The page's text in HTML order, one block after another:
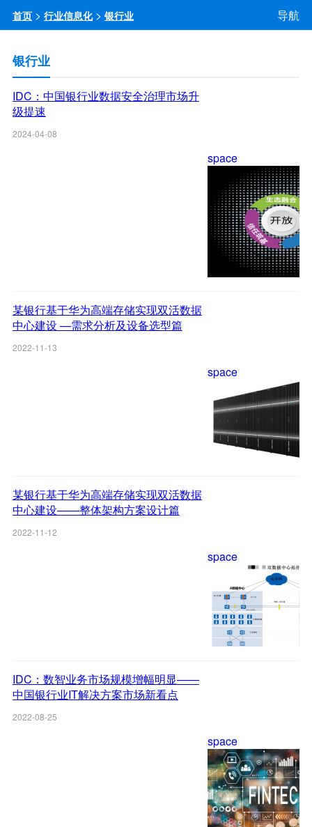
首页> 行业信息化> 银行业 导航
银行业
space
IDC：中国银行业数据安全治理市场升
级提速
2024-04-08
space
某银行基于华为高端存储实现双活数据
中心建设 —需求分析及设备选型篇
2022-11-13
space
某银行基于华为高端存储实现双活数据
中心建设——整体架构方案设计篇
2022-11-12
space
IDC：数智业务市场规模增幅明显——
中国银行业IT解决方案市场新看点
2022-08-25